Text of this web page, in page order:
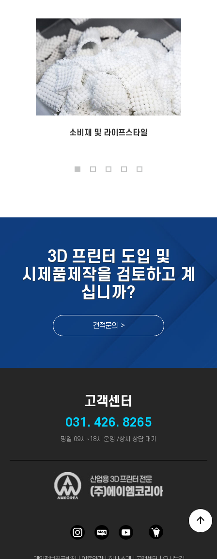
소비재 및 라이프스타일
3D 프린터 도입 및
시제품제작을 검토하고 계
십니까?
견적문의 >
고객센터
031. 426. 8265
평일 09시~18시 운영 /상시 상담 대기